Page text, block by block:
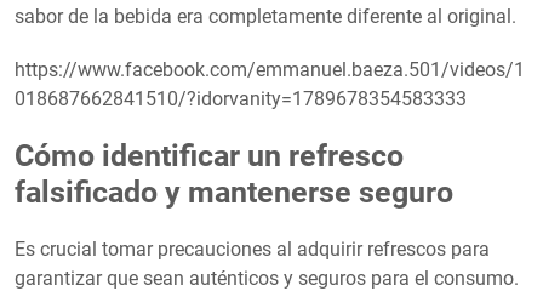
sabor de la bebida era completamente diferente al original.
https://www.facebook.com/emmanuel.baeza.501/videos/1
018687662841510/?idorvanity=1789678354583333
Cómo identificar un refresco
falsificado y mantenerse seguro
Es crucial tomar precauciones al adquirir refrescos para
garantizar que sean auténticos y seguros para el consumo.